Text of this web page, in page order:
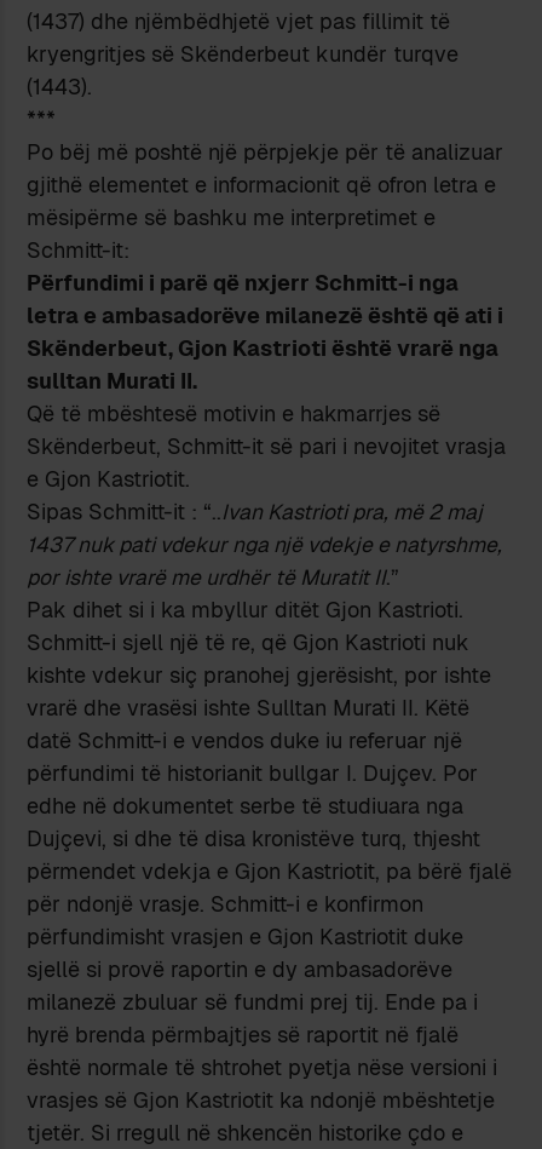
(1437) dhe njëmbëdhjetë vjet pas fillimit të
kryengritjes së Skënderbeut kundër turqve
(1443).
***
Po bëj më poshtë një përpjekje për të analizuar
gjithë elementet e informacionit që ofron letra e
mësipërme së bashku me interpretimet e
Schmitt-it:
Përfundimi i parë që nxjerr Schmitt-i nga
letra e ambasadorëve milanezë është që ati i
Skënderbeut, Gjon Kastrioti është vrarë nga
sulltan Murati II.
Që të mbështesë motivin e hakmarrjes së
Skënderbeut, Schmitt-it së pari i nevojitet vrasja
e Gjon Kastriotit.
Sipas Schmitt-it : “..Ivan Kastrioti pra, më 2 maj
1437 nuk pati vdekur nga një vdekje e natyrshme,
por ishte vrarë me urdhër të Muratit II.”
Pak dihet si i ka mbyllur ditët Gjon Kastrioti.
Schmitt-i sjell një të re, që Gjon Kastrioti nuk
kishte vdekur siç pranohej gjerësisht, por ishte
vrarë dhe vrasësi ishte Sulltan Murati II. Këtë
datë Schmitt-i e vendos duke iu referuar një
përfundimi të historianit bullgar I. Dujçev. Por
edhe në dokumentet serbe të studiuara nga
Dujçevi, si dhe të disa kronistëve turq, thjesht
përmendet vdekja e Gjon Kastriotit, pa bërë fjalë
për ndonjë vrasje. Schmitt-i e konfirmon
përfundimisht vrasjen e Gjon Kastriotit duke
sjellë si provë raportin e dy ambasadorëve
milanezë zbuluar së fundmi prej tij. Ende pa i
hyrë brenda përmbajtjes së raportit në fjalë
është normale të shtrohet pyetja nëse versioni i
vrasjes së Gjon Kastriotit ka ndonjë mbështetje
tjetër. Si rregull në shkencën historike çdo e